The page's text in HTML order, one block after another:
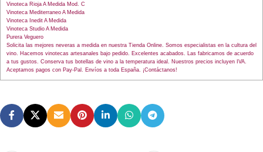
Vinoteca Rioja A Medida Mod. C
Vinoteca Mediterraneo A Medida
Vinoteca Inedit A Medida
Vinoteca Studio A Medida
Purera Veguero
Solicita las mejores neveras a medida en nuestra Tienda Online. Somos especialistas en la cultura del
vino. Hacemos vinotecas artesanales bajo pedido. Excelentes acabados. Las fabricamos de acuerdo
a tus gustos. Conserva tus botellas de vino a la temperatura ideal. Nuestros precios incluyen IVA.
Aceptamos pagos con Pay-Pal. Envíos a toda España. ¡Contáctanos!